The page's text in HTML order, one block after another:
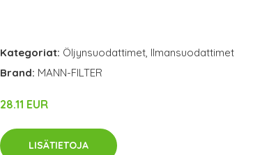
Kategoriat: Öljynsuodattimet, Ilmansuodattimet
Brand: MANN-FILTER
28.11 EUR
LISÄTIETOJA